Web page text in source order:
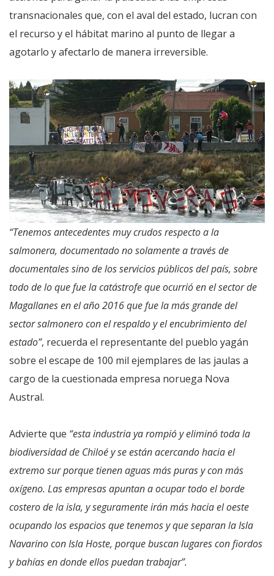
transnacionales que, con el aval del estado, lucran con
el recurso y el hábitat marino al punto de llegar a
agotarlo y afectarlo de manera irreversible.
“Tenemos antecedentes muy crudos respecto a la
salmonera, documentado no solamente a través de
documentales sino de los servicios públicos del país, sobre
todo de lo que fue la catástrofe que ocurrió en el sector de
Magallanes en el año 2016 que fue la más grande del
sector salmonero con el respaldo y el encubrimiento del
estado”, recuerda el representante del pueblo yagán
sobre el escape de 100 mil ejemplares de las jaulas a
cargo de la cuestionada empresa noruega Nova
Austral.
Advierte que “esta industria ya rompió y eliminó toda la
biodiversidad de Chiloé y se están acercando hacia el
extremo sur porque tienen aguas más puras y con más
oxígeno. Las empresas apuntan a ocupar todo el borde
costero de la isla, y seguramente irán más hacia el oeste
ocupando los espacios que tenemos y que separan la Isla
Navarino con Isla Hoste, porque buscan lugares con fiordos
y bahías en donde ellos puedan trabajar”.